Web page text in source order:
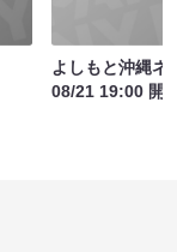
よしもと沖縄ネ
08/21 19:00 開